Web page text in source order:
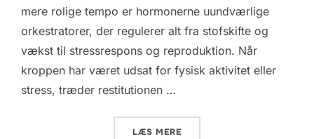
mere rolige tempo er hormonerne uundværlige
orkestratorer, der regulerer alt fra stofskifte og
vækst til stressrespons og reproduktion. Når
kroppen har været udsat for fysisk aktivitet eller
stress, træder restitutionen …
LÆS MERE